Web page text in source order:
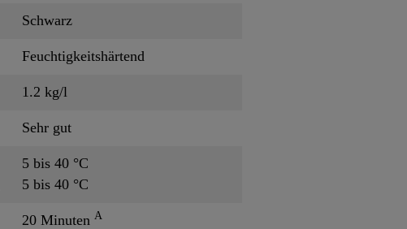
Schwarz
Feuchtigkeitshärtend
1.2 kg/l
Sehr gut
5 bis 40 °C
5 bis 40 °C
20 Minuten A